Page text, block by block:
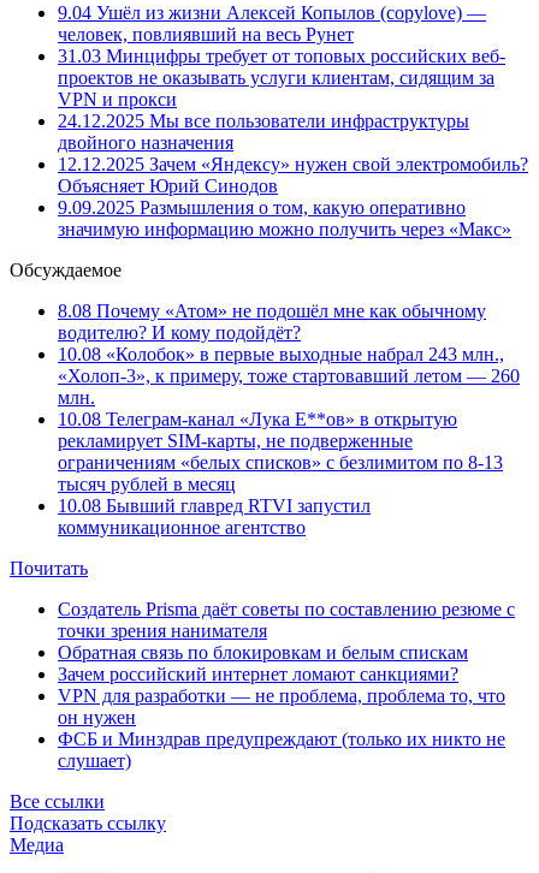
9.04 Ушёл из жизни Алексей Копылов (copylove) —
человек, повлиявший на весь Рунет
31.03 Минцифры требует от топовых российских веб-
проектов не оказывать услуги клиентам, сидящим за
VPN и прокси
24.12.2025 Мы все пользователи инфраструктуры
двойного назначения
12.12.2025 Зачем «Яндексу» нужен свой электромобиль?
Объясняет Юрий Синодов
9.09.2025 Размышления о том, какую оперативно
значимую информацию можно получить через «Макс»
Обсуждаемое
8.08 Почему «Атом» не подошёл мне как обычному
водителю? И кому подойдёт?
10.08 «Колобок» в первые выходные набрал 243 млн.,
«Холоп-3», к примеру, тоже стартовавший летом — 260
млн.
10.08 Телеграм-канал «Лука Е**ов» в открытую
рекламирует SIM-карты, не подверженные
ограничениям «белых списков» с безлимитом по 8-13
тысяч рублей в месяц
10.08 Бывший главред RTVI запустил
коммуникационное агентство
Почитать
Создатель Prisma даёт советы по составлению резюме с
точки зрения нанимателя
Обратная связь по блокировкам и белым спискам
Зачем российский интернет ломают санкциями?
VPN для разработки — не проблема, проблема то, что
он нужен
ФСБ и Минздрав предупреждают (только их никто не
слушает)
Все ссылки
Подсказать ссылку
Медиа